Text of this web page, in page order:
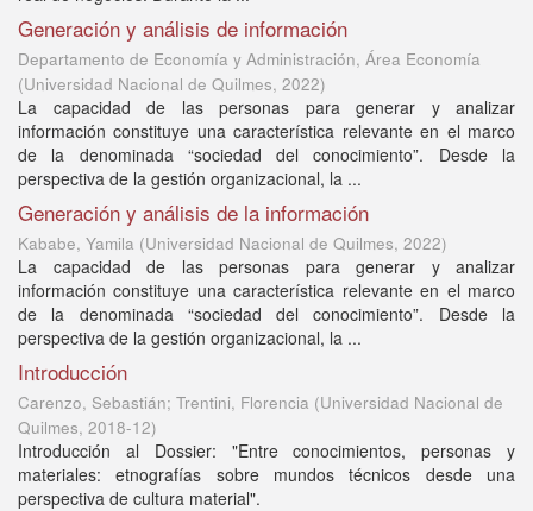
Generación y análisis de información
Departamento de Economía y Administración, Área Economía
(Universidad Nacional de Quilmes, 2022)
La capacidad de las personas para generar y analizar
información constituye una característica relevante en el marco
de la denominada “sociedad del conocimiento”. Desde la
perspectiva de la gestión organizacional, la ...
Generación y análisis de la información
Kababe, Yamila (Universidad Nacional de Quilmes, 2022)
La capacidad de las personas para generar y analizar
información constituye una característica relevante en el marco
de la denominada “sociedad del conocimiento”. Desde la
perspectiva de la gestión organizacional, la ...
Introducción
Carenzo, Sebastián; Trentini, Florencia (Universidad Nacional de
Quilmes, 2018-12)
Introducción al Dossier: "Entre conocimientos, personas y
materiales: etnografías sobre mundos técnicos desde una
perspectiva de cultura material".